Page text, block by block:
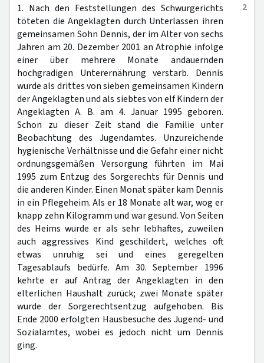
2
1. Nach den Feststellungen des Schwurgerichts
töteten die Angeklagten durch Unterlassen ihren
gemeinsamen Sohn Dennis, der im Alter von sechs
Jahren am 20. Dezember 2001 an Atrophie infolge
einer über mehrere Monate andauernden
hochgradigen Unterernährung verstarb. Dennis
wurde als drittes von sieben gemeinsamen Kindern
der Angeklagten und als siebtes von elf Kindern der
Angeklagten A. B. am 4. Januar 1995 geboren.
Schon zu dieser Zeit stand die Familie unter
Beobachtung des Jugendamtes. Unzureichende
hygienische Verhältnisse und die Gefahr einer nicht
ordnungsgemäßen Versorgung führten im Mai
1995 zum Entzug des Sorgerechts für Dennis und
die anderen Kinder. Einen Monat später kam Dennis
in ein Pflegeheim. Als er 18 Monate alt war, wog er
knapp zehn Kilogramm und war gesund. Von Seiten
des Heims wurde er als sehr lebhaftes, zuweilen
auch aggressives Kind geschildert, welches oft
etwas unruhig sei und eines geregelten
Tagesablaufs bedürfe. Am 30. September 1996
kehrte er auf Antrag der Angeklagten in den
elterlichen Haushalt zurück; zwei Monate später
wurde der Sorgerechtsentzug aufgehoben. Bis
Ende 2000 erfolgten Hausbesuche des Jugend- und
Sozialamtes, wobei es jedoch nicht um Dennis
ging.